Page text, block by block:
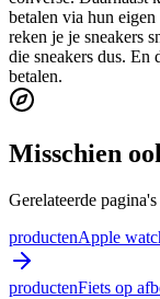
betalen via hun
reken je je sneakers
die sneakers dus. En
betalen.
Misschien
Gerelateerde
productenApple
productenFiets op